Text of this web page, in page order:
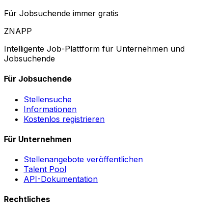
Für Jobsuchende immer gratis
ZNAPP
Intelligente Job-Plattform für Unternehmen und
Jobsuchende
Für Jobsuchende
Stellensuche
Informationen
Kostenlos registrieren
Für Unternehmen
Stellenangebote veröffentlichen
Talent Pool
API-Dokumentation
Rechtliches